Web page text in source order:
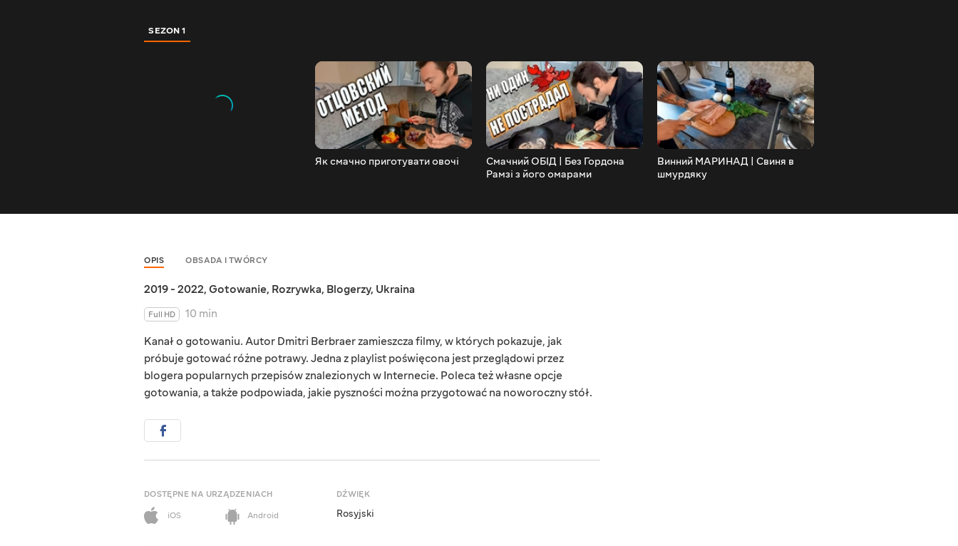
SEZON 1
Як смачно приготувати овочі
Смачний ОБІД | Без Гордона
Рамзі з його омарами
Винний МАРИНАД | Свиня в
шмурдяку
OPIS OBSADA I TWÓRCY
2019 - 2022, Gotowanie, Rozrywka, Blogerzy, Ukraina
Full HD
10 min
Kanał o gotowaniu. Autor Dmitri Berbraer zamieszcza filmy, w których pokazuje, jak
próbuje gotować różne potrawy. Jedna z playlist poświęcona jest przeglądowi przez
blogera popularnych przepisów znalezionych w Internecie. Poleca też własne opcje
gotowania, a także podpowiada, jakie pyszności można przygotować na noworoczny stół.
DOSTĘPNE NA URZĄDZENIACH
iOS
Android
DŹWIĘK
Rosyjski